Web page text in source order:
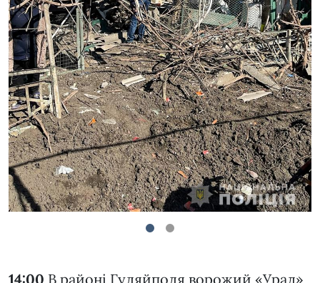
14:00 В районі Гуляйполя ворожий «Урал»